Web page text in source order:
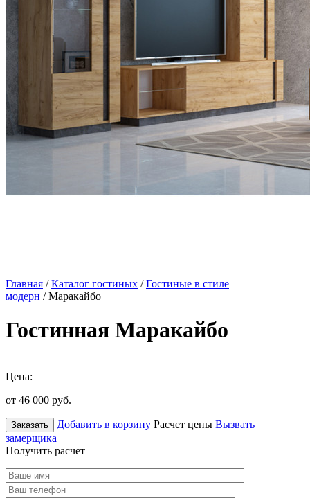
Главная /Каталог гостиных /Гостиные в стиле
модерн / Маракайбо
Гостинная Маракайбо
Цена:
от 46 000 руб.
Заказать Добавить в корзину Расчет цены Вызвать
замерщика
Получить расчет